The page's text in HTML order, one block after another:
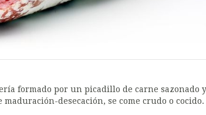
formado por un picadillo de carne sazonado
desecación, se come crudo o